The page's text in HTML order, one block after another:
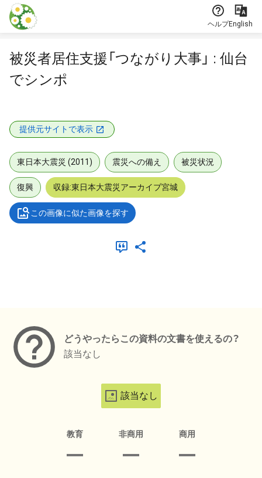
本文に飛ぶ
ヘルプEnglish
被災者居住支援「つながり大事」 : 仙台
でシンポ
提供元サイトで表示
東日本大震災 (2011) 震災への備え 被災状況
復興 収録:東日本大震災アーカイブ宮城
この画像に似た画像を探す
どうやったらこの資料の文書を使えるの？
該当なし
該当なし
教育 非商用 商用